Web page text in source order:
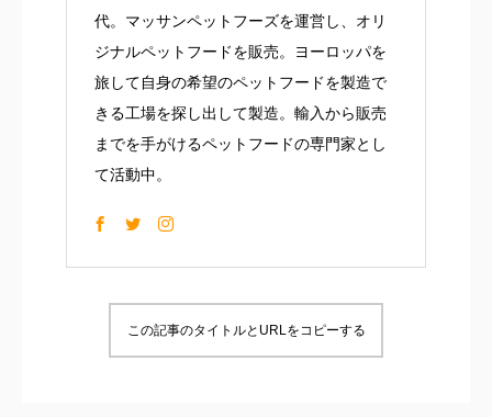
代。マッサンペットフーズを運営し、オリ
ジナルペットフードを販売。ヨーロッパを
旅して自身の希望のペットフードを製造で
きる工場を探し出して製造。輸入から販売
までを手がけるペットフードの専門家とし
て活動中。
この記事のタイトルとURLをコピーする